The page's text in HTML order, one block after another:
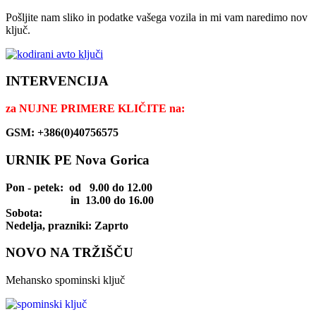
Pošljite nam sliko in podatke vašega vozila in mi vam naredimo nov
ključ.
INTERVENCIJA
za NUJNE PRIMERE KLIČITE na:
GSM: +386(0)40756575
URNIK PE Nova Gorica
Pon - petek: od 9.00 do 12.00
in 13.00 do 16.00
Sobota:
Nedelja, prazniki: Zaprto
NOVO NA TRŽIŠČU
Mehansko spominski ključ